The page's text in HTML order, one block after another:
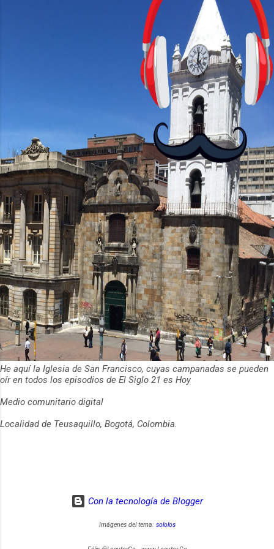
HD+ y una tasa de refresco de 90Hz,
asegurando una experiencia visual
fluida. Procesador y Rendimiento
Equipados con el chipset MediaTek
Helio G85, el Moto G24 ofrece 4GB de
RAM, mientras que el Moto G24 Power
brinda opciones de 4GB o 6GB de RAM,
mejorando su capacidad...
He aquí la Iglesia de San Francisco, cuyas campanadas se pueden
oír en todos los episodios de El Siglo 21 es Hoy
Medio comunitario digital
Localidad de Teusaquillo, Bogotá, Colombia.
Con la tecnología de Blogger
Imágenes del tema: sololos